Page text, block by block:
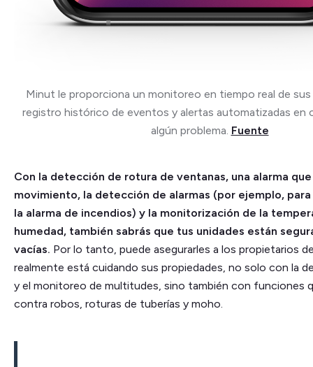
Minut le proporciona un monitoreo en tiempo real de
registro histórico de eventos y alertas automatizadas en
algún problema. Fuente
Con la detección de rotura de ventanas, una alarma
movimiento, la detección de alarmas (por ejemplo,
la alarma de incendios) y la monitorización de la
humedad, también sabrás que tus unidades están
vacías. Por lo tanto, puede asegurarles a los propietarios
realmente está cuidando sus propiedades, no solo con la
y el monitoreo de multitudes, sino también con funciones
contra robos, roturas de tuberías y moho.